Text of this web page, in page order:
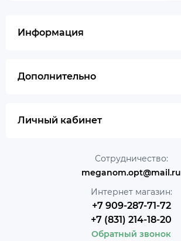
Информация
Дополнительно
Личный кабинет
Сотрудничество:
meganom.opt@mail.ru
Интернет магазин:
+7 909-287-71-72
+7 (831) 214-18-20
Обратный звонок